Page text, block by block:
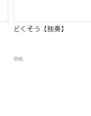
どくそう【独奏】
辞典